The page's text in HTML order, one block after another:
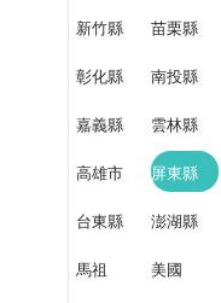
新竹縣 苗栗縣
彰化縣 南投縣
嘉義縣 雲林縣
高雄市 屏東縣
台東縣 澎湖縣
馬祖 美國